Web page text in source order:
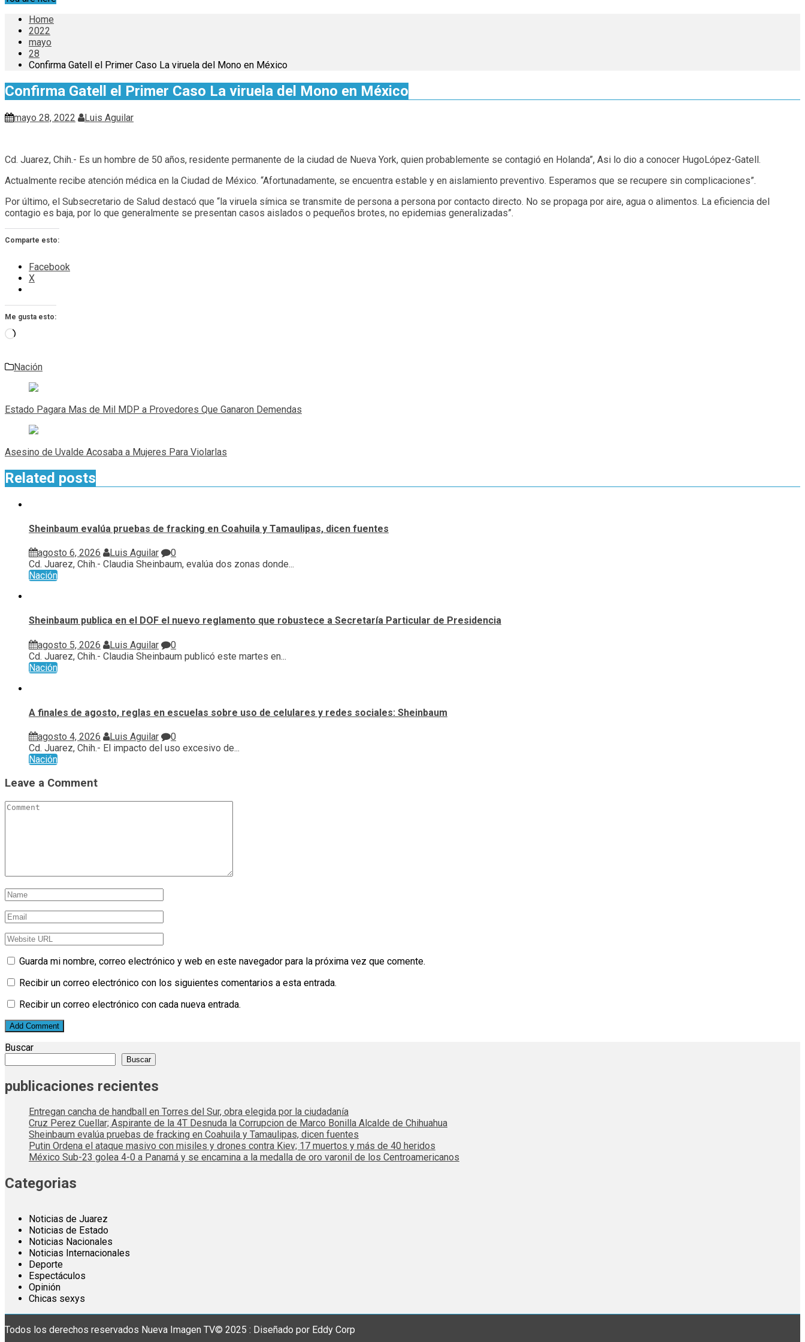
Home
2022
mayo
28
Confirma Gatell el Primer Caso La viruela del Mono en México
Confirma Gatell el Primer Caso La viruela del Mono en México
mayo 28, 2022 Luis Aguilar
Cd. Juarez, Chih.- Es un hombre de 50 años, residente permanente de la ciudad de Nueva York, quien probablemente se contagió en Holanda”, Asi lo dio a conocer HugoLópez-Gatell.
Actualmente recibe atención médica en la Ciudad de México. “Afortunadamente, se encuentra estable y en aislamiento preventivo. Esperamos que se recupere sin complicaciones”.
Por último, el Subsecretario de Salud destacó que “la viruela símica se transmite de persona a persona por contacto directo. No se propaga por aire, agua o alimentos. La eficiencia del
contagio es baja, por lo que generalmente se presentan casos aislados o pequeños brotes, no epidemias generalizadas”.
Comparte esto:
Facebook
X
Me gusta esto:
Cargando...
Nación
Navegación
de
entradas
Estado Pagara Mas de Mil MDP a Provedores Que Ganaron Demendas
Asesino de Uvalde Acosaba a Mujeres Para Violarlas
Related posts
Sheinbaum evalúa pruebas de fracking en Coahuila y Tamaulipas, dicen fuentes
agosto 6, 2026 Luis Aguilar
0
Cd. Juarez, Chih.- Claudia Sheinbaum, evalúa ⁠dos zonas donde...
Nación
Sheinbaum publica en el DOF el nuevo reglamento que robustece a Secretaría Particular de Presidencia
agosto 5, 2026 Luis Aguilar
0
Cd. Juarez, Chih.- Claudia Sheinbaum publicó este martes en...
Nación
A finales de agosto, reglas en escuelas sobre uso de celulares y redes sociales: Sheinbaum
agosto 4, 2026 Luis Aguilar
0
Cd. Juarez, Chih.- El impacto del uso excesivo de...
Nación
Leave a Comment
Guarda mi nombre, correo electrónico y web en este navegador para la próxima vez que comente.
Recibir un correo electrónico con los siguientes comentarios a esta entrada.
Recibir un correo electrónico con cada nueva entrada.
Buscar
Buscar
publicaciones recientes
Entregan cancha de handball en Torres del Sur, obra elegida por la ciudadanía
Cruz Perez Cuellar; Aspirante de la 4T Desnuda la Corrupcion de Marco Bonilla Alcalde de Chihuahua
Sheinbaum evalúa pruebas de fracking en Coahuila y Tamaulipas, dicen fuentes
Putin Ordena el ataque masivo con misiles y drones contra Kiev; 17 muertos y más de 40 heridos
México Sub-23 golea 4-0 a Panamá y se encamina a la medalla de oro varonil de los Centroamericanos
Categorias
Noticias de Juarez
Noticias de Estado
Noticias Nacionales
Noticias Internacionales
Deporte
Espectáculos
Opinión
Chicas sexys
Todos los derechos reservados Nueva Imagen TV© 2025 : Diseñado por Eddy Corp